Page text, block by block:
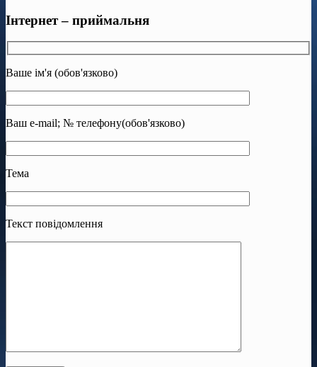
Інтернет – приймальня
Ваше ім'я (обов'язково)
Ваш e-mail; № телефону(обов'язково)
Тема
Текст повідомлення